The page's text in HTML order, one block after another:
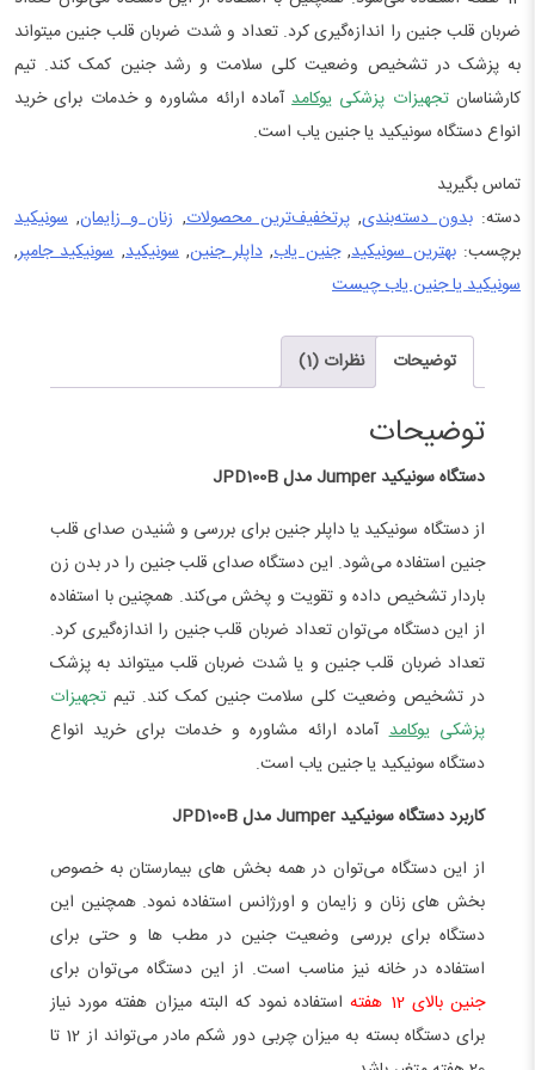
بود.
است.
ضربان قلب جنین را اندازه‌گیری کرد. تعداد و شدت ضربان قلب جنین میتواند
به پزشک در تشخیص وضعیت کلی سلامت و رشد جنین کمک کند. تیم
کارشناسانتجهیزات پزشکی یوکامدآماده ارائه مشاوره و خدمات برای خرید
انواع دستگاه سونیکید یا جنین یاب است.
تماس بگیرید
دسته:بدون دسته‌بندی,پرتخفیف‌ترین محصولات, زنان و زایمان, سونیکید
برچسب:بهترین سونیکید,جنین یاب,داپلر جنین,سونیکید,سونیکید جامپر,
سونیکید یا جنین یاب چیست
توضیحات نظرات (1)
توضیحات
دستگاه سونیکید Jumper مدل JPD100B
از دستگاه سونیکید یا داپلر جنین برای بررسی و شنیدن صدای قلب
جنین استفاده می‌شود. این دستگاه صدای قلب جنین را در بدن زن
باردار تشخیص داده و تقویت و پخش می‌کند. همچنین با استفاده
از این دستگاه می‌توان تعداد ضربان قلب جنین را اندازه‌گیری کرد.
تعداد ضربان قلب جنین و یا شدت ضربان قلب میتواند به پزشک
در تشخیص وضعیت کلی سلامت جنین کمک کند. تیم تجهیزات
پزشکییوکامدآماده ارائه مشاوره و خدمات برای خرید انواع
دستگاه سونیکید یا جنین یاب است.
کاربرد دستگاه سونیکید Jumper مدل JPD100B
از این دستگاه می‌توان در همه بخش های بیمارستان به خصوص
بخش های زنان و زایمان و اورژانس استفاده نمود. همچنین این
دستگاه برای بررسی وضعیت جنین در مطب ها و حتی برای
استفاده در خانه نیز مناسب است. از این دستگاه می‌توان برای
جنین بالای 12 هفته
استفاده نمود که البته میزان هفته مورد نیاز
برای دستگاه بسته به میزان چربی دور شکم مادر می‌تواند از 12 تا